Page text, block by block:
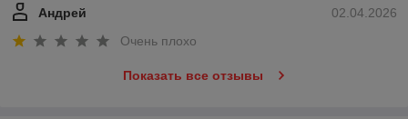
02.04.2026
Андрей
Очень плохо
Показать все отзывы